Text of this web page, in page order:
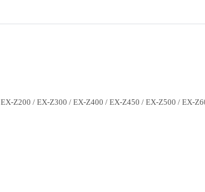
Z200 / EX-Z300 / EX-Z400 / EX-Z450 / EX-Z500 / EX-